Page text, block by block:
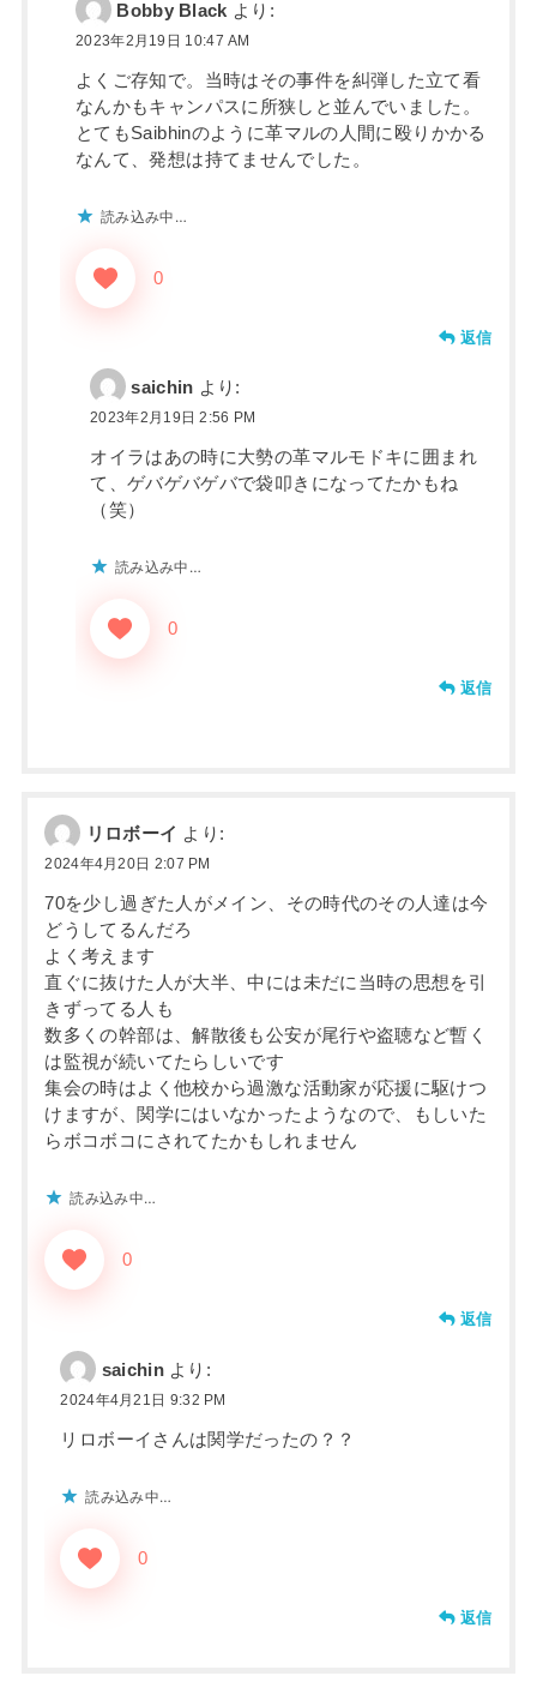
Bobby Black より:
2023年2月19日 10:47 AM
よくご存知で。当時はその事件を糾弾した立て看
なんかもキャンパスに所狭しと並んでいました。
とてもSaibhinのように革マルの人間に殴りかかる
なんて、発想は持てませんでした。
読み込み中…
0
返信
saichin より:
2023年2月19日 2:56 PM
オイラはあの時に大勢の革マルモドキに囲まれ
て、ゲバゲバゲバで袋叩きになってたかもね
（笑）
読み込み中…
0
返信
リロボーイ より:
2024年4月20日 2:07 PM
70を少し過ぎた人がメイン、その時代のその人達は今
どうしてるんだろ
よく考えます
直ぐに抜けた人が大半、中には未だに当時の思想を引
きずってる人も
数多くの幹部は、解散後も公安が尾行や盗聴など暫く
は監視が続いてたらしいです
集会の時はよく他校から過激な活動家が応援に駆けつ
けますが、関学にはいなかったようなので、もしいた
らボコボコにされてたかもしれません
読み込み中…
0
返信
saichin より:
2024年4月21日 9:32 PM
リロボーイさんは関学だったの？？
読み込み中…
0
返信